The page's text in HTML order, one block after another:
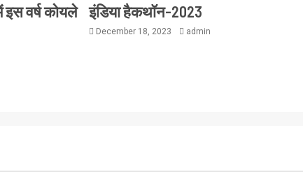
इस वर्ष कोयले
इंडिया हैकथॉन-2023
December 18, 2023 admin